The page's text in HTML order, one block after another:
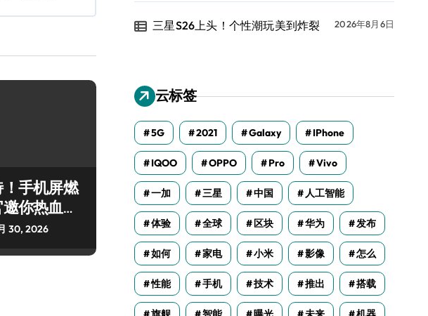
手机屏燃
你热血开
30, 2026
三星S26上头！个性潮玩美到炸裂 2026年8月6日
云标签
5G 2021 Galaxy IPhone
IQOO OPPO Pro Vivo
一加 三星 中国 人工智能
体验 全球 区块 华为 发布
如何 家电 小米 影像 怎么
性能 手机 技术 推出 搭载